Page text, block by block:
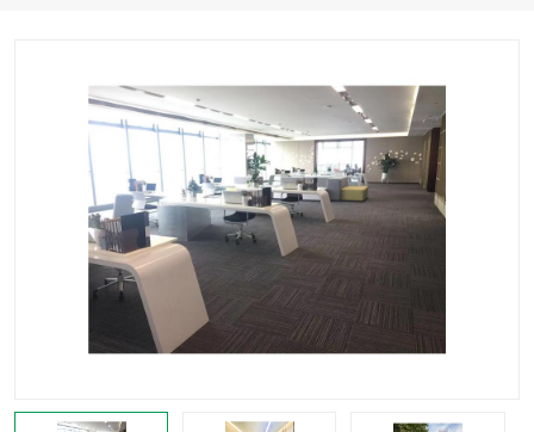
深圳湾科技生态园
福田中心区写字楼租赁 宝安中心区
深圳宝安 福田车公庙
罗湖水贝 南山南油
罗湖区